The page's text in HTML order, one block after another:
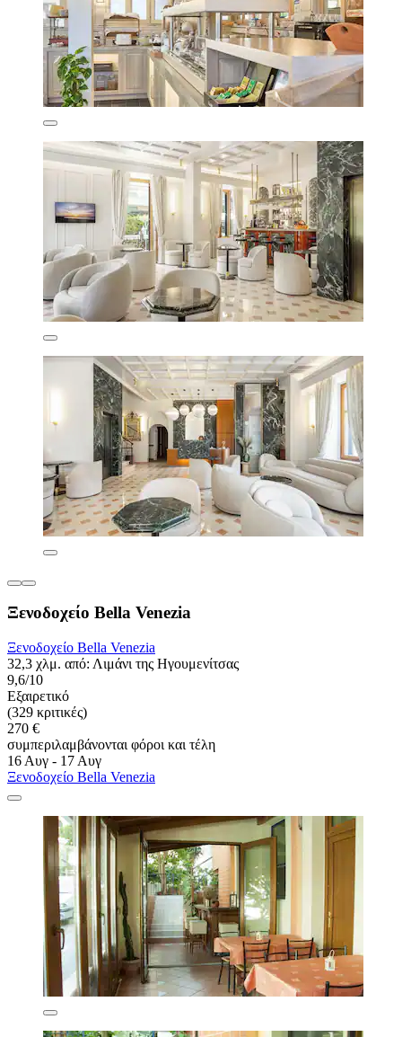
Ξενοδοχείο Bella Venezia
Ξενοδοχείο Bella Venezia
32,3 χλμ. από: Λιμάνι της Ηγουμενίτσας
9,6/10
Εξαιρετικό
(329 κριτικές)
270 €
συμπεριλαμβάνονται φόροι και τέλη
16 Αυγ - 17 Αυγ
Ξενοδοχείο Bella Venezia